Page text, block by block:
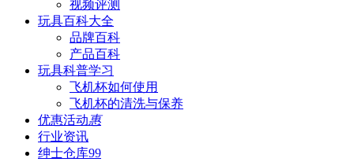
视频评测
玩具百科大全
品牌百科
产品百科
玩具科普学习
飞机杯如何使用
飞机杯的清洗与保养
优惠活动惠
行业资讯
绅士仓库99